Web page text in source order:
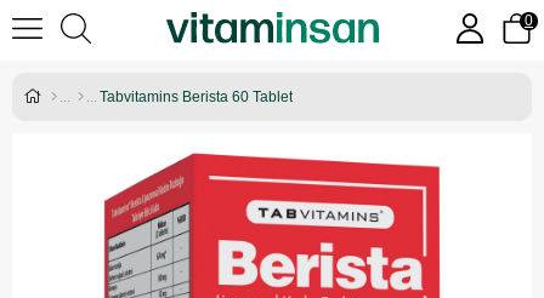
0
Tabvitamins Berista 60 Tablet